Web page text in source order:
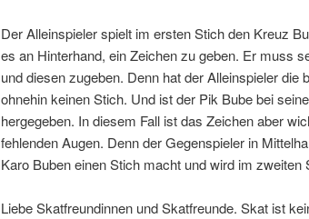
Der Alleinspieler spielt im ersten Stich den Kreuz
es an Hinterhand, ein Zeichen zu geben. Er muss
und diesen zugeben. Denn hat der Alleinspieler
ohnehin keinen Stich. Und ist der Pik Bube bei
hergegeben. In diesem Fall ist das Zeichen aber
fehlenden Augen. Denn der Gegenspieler in
Karo Buben einen Stich macht und wird im zweiten
Liebe Skatfreundinnen und Skatfreunde. Skat ist